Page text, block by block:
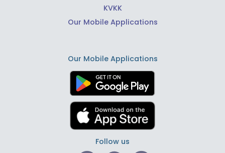
KVKK
Our Mobile Applications
Our Mobile Applications
Follow us